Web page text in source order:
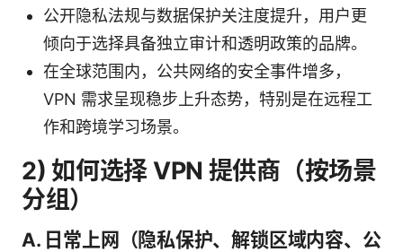
公开隐私法规与数据保护关注度提升，用户更
倾向于选择具备独立审计和透明政策的品牌。
在全球范围内，公共网络的安全事件增多，
VPN 需求呈现稳步上升态势，特别是在远程工
作和跨境学习场景。
2) 如何选择 VPN 提供商（按场景
分组）
A. 日常上网（隐私保护、解锁区域内容、公